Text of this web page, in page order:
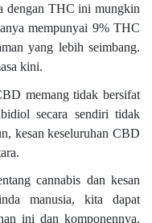
dengan THC ini mungkin
mempunyai 9% THC
yang lebih seimbang.
kini.
memang tidak bersifat
secara sendiri tidak
kesan keseluruhan CBD
cannabis dan kesan
manusia, kita dapat
ini dan komponennya.